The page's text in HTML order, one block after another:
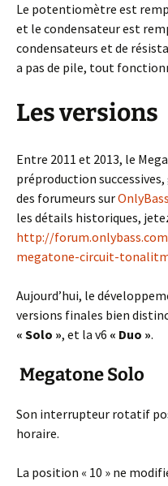
Le potentiomètre est
et le condensateur est
condensateurs et de
a pas de pile, tout
Les versions
Entre 2011 et 2013, le
préproduction
des forumeurs surOnlyBass
les détails historiques,
http://
megatone-circuit-
Aujourd’hui, le
versions finales bien
« Solo », et la v6 « Duo ».
Megatone Solo
Son interrupteur rotatif
horaire.
La position « 10 » ne